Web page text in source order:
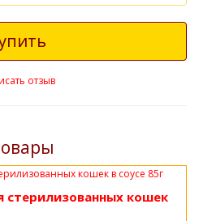
отзыв
стерилизованных кошек